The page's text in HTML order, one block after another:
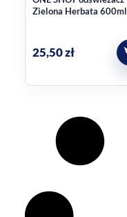
Zielona Herbata 600ml
25,50zł